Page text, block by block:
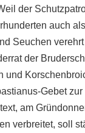
der
auch
Seuchen
der
und
Gebet zur
am
verbreitet, soll